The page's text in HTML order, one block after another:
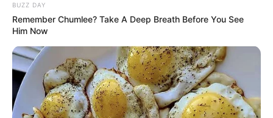
BUZZ DAY
Remember Chumlee? Take A Deep Breath Before You See
Him Now